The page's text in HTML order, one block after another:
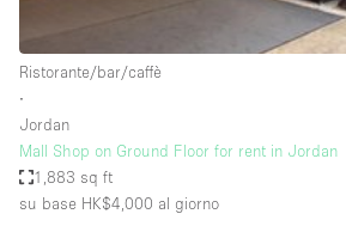
Acquista Condividi
Atelier / Laboratorio
Ristorante/bar/caffè
∙
Jordan
Mall Shop on Ground Floor for rent in Jordan
1,883 sq ft
su base HK$4,000 al giorno